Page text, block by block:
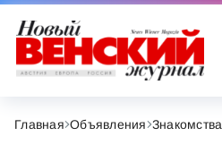
Главная Объявления Знакомства